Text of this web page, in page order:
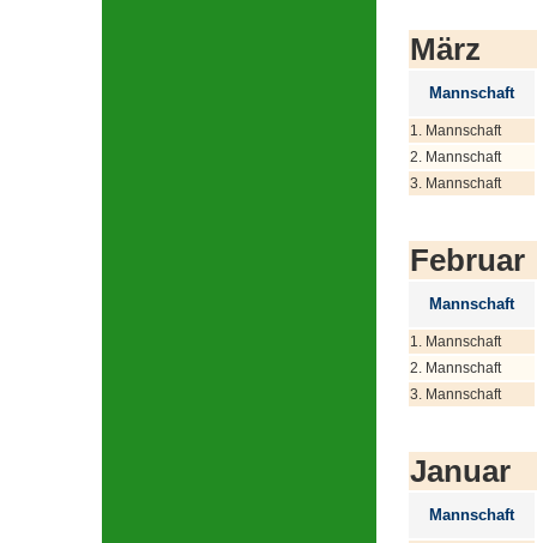
März
Mannschaft
1. Mannschaft
2. Mannschaft
3. Mannschaft
Februar
Mannschaft
1. Mannschaft
2. Mannschaft
3. Mannschaft
Januar
Mannschaft